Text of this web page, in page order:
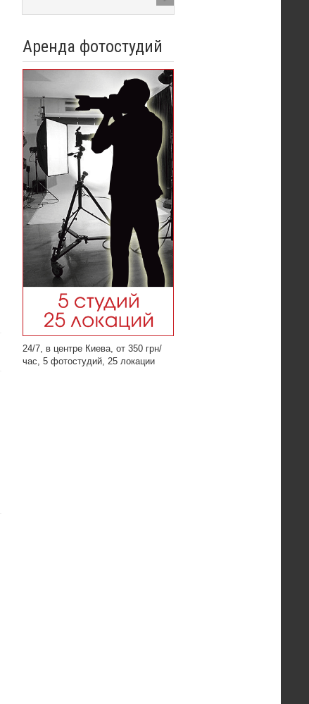
Аренда фотостудий
24/7, в центре Киева, от 350 грн/
час, 5 фотостудий, 25 локации